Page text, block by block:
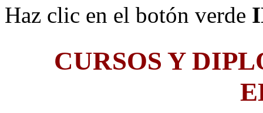
Haz clic en el botón verde
CURSOS Y